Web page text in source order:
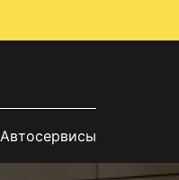
Автосервисы